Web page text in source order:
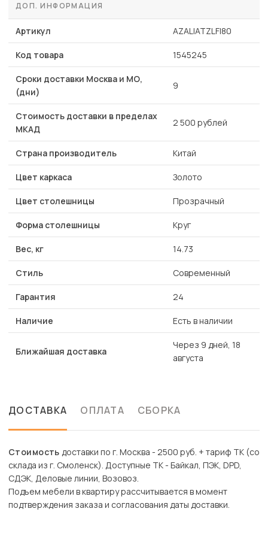
ДОП. ИНФОРМАЦИЯ
Артикул AZALIATZLFI80
Код товара 1545245
Сроки доставки Москва и МО,
(дни)
9
Стоимость доставки в пределах
МКАД
2 500 рублей
Страна производитель Китай
Цвет каркаса Золото
Цвет столешницы Прозрачный
Форма столешницы Круг
Вес, кг 14.73
Стиль Современный
Гарантия 24
Наличие Есть в наличии
Ближайшая доставка
Через 9 дней, 18
августа
ДОСТАВКА ОПЛАТА СБОРКА
Стоимость доставки по г. Москва - 2500 руб. + тариф ТК (со
склада из г. Смоленск). Доступные ТК - Байкал, ПЭК, DPD,
СДЭК, Деловые линии, Возовоз.
Подъем мебели в квартиру рассчитывается в момент
подтверждения заказа и согласования даты доставки.